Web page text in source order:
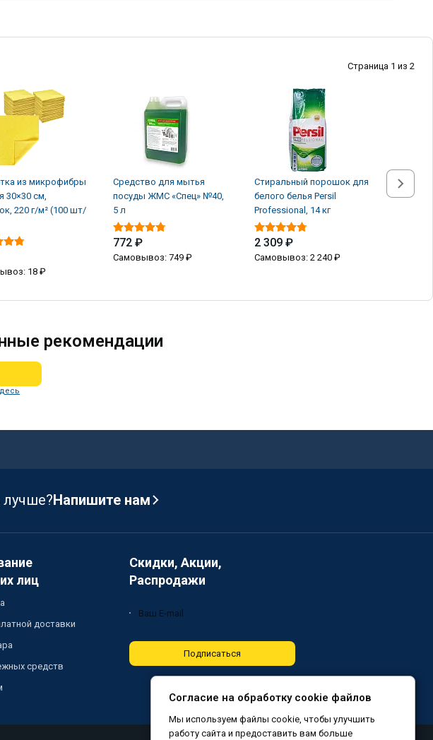
Страница 1 из 2
из микрофибры
30×30 см,
220 г/м² (100 шт/
18 ₽
Средство для мытья
посуды ЖМС «Спец» №40,
5 л
772 ₽
Самовывоз: 749 ₽
Стиральный порошок для
белого белья Persil
Professional, 14 кг
2 309 ₽
Самовывоз: 2 240 ₽
белого
рекомендации
Напишите нам
лиц
доставки
средств
Скидки, Акции,
Распродажи
Подписаться
Согласие на обработку cookie файлов
Мы используем файлы cookie, чтобы улучшить
работу сайта и предоставить вам больше